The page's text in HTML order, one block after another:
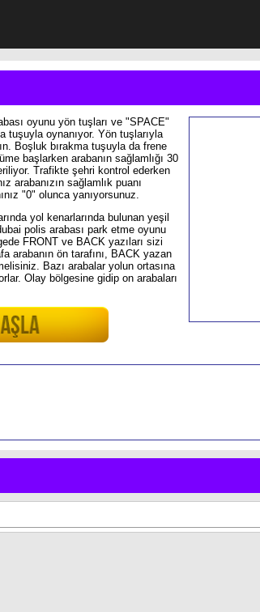
oyunu yön tuşları ve "SPACE"
tuşuyla oynanıyor. Yön tuşlarıyla
Boşluk bırakma tuşuyla da frene
başlarken arabanın sağlamlığı 30
Trafikte şehri kontrol ederken
arabanızın sağlamlık puanı
"0" olunca yanıyorsunuz.
yol kenarlarında bulunan yeşil
polis arabası park etme oyunu
FRONT ve BACK yazıları sizi
arabanın ön tarafını, BACK yazan
Bazı arabalar yolun ortasına
Olay bölgesine gidip on arabaları